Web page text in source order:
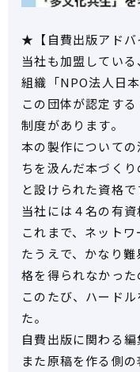
★【自費出版アドバ
当社も加盟してい
組織「NPO法人日
この団体が認定す
制度があります。
本の製作について
ちを汲んだ本づく
と設けられた資格で
当社には４名の有資
これまで、ネット
たうえで、かなり
格を得られなかった
このたび、ハード
た。
自費出版に関わる編
また原稿を作る側